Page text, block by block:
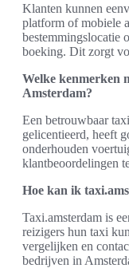
Klanten kunnen
platform of mobiele
bestemmingslocatie
boeking. Dit zorgt
Welke kenmerken
Amsterdam?
Een betrouwbaar
gelicentieerd, heeft
onderhouden
klantbeoordelingen
Hoe kan ik
Taxi.amsterdam is
reizigers hun taxi
vergelijken en
bedrijven in